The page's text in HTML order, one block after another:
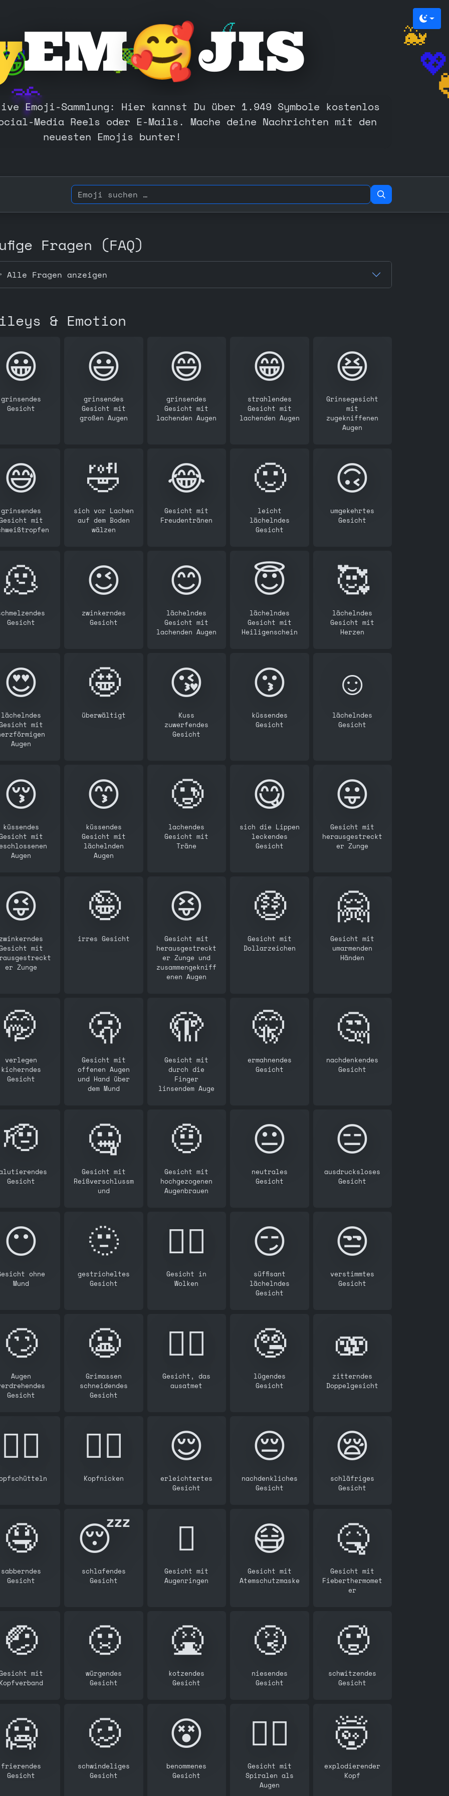
😁
🌴
🐶 💖
🍒
🎾
🐳
👋
EM JIS
Emoji-Sammlung: Hier kannst Du über 1.949 Symbole kostenlos
Media Reels oder E-Mails. Mache deine Nachrichten mit den
neuesten Emojis bunter!
Fragen (FAQ)
Alle Fragen anzeigen
& Emotion
😀
grinsendes
Gesicht
😃
grinsendes
Gesicht mit
großen Augen
😄
grinsendes
Gesicht mit
lachenden Augen
😁
strahlendes
Gesicht mit
lachenden Augen
😆
Grinsegesicht
mit
zugekniffenen
Augen
😅
grinsendes
mit
🤣
sich vor Lachen
auf dem Boden
wälzen
😂
Gesicht mit
Freudentränen
🙂
leicht
lächelndes
Gesicht
🙃
umgekehrtes
Gesicht
🫠
Gesicht
😉
zwinkerndes
Gesicht
😊
lächelndes
Gesicht mit
lachenden Augen
😇
lächelndes
Gesicht mit
Heiligenschein
🥰
lächelndes
Gesicht mit
Herzen
😍
lächelndes
mit
Augen
🤩
überwältigt
😘
Kuss
zuwerfendes
Gesicht
😗
küssendes
Gesicht
☺️
lächelndes
Gesicht
😚
küssendes
mit
Augen
😙
küssendes
Gesicht mit
lächelnden
Augen
🥲
lachendes
Gesicht mit
Träne
😋
sich die Lippen
leckendes
Gesicht
😛
Gesicht mit
herausgestreckt
er Zunge
😜
mit
er Zunge
🤪
irres Gesicht
😝
Gesicht mit
herausgestreckt
er Zunge und
zusammengekniff
enen Augen
🤑
Gesicht mit
Dollarzeichen
🤗
Gesicht mit
umarmenden
Händen
🤭
verlegen
kicherndes
Gesicht
🫢
Gesicht mit
offenen Augen
und Hand über
dem Mund
🫣
Gesicht mit
durch die
Finger
linsendem Auge
🤫
ermahnendes
Gesicht
🤔
nachdenkendes
Gesicht
🫡
Gesicht
🤐
Gesicht mit
Reißverschlussm
und
🤨
Gesicht mit
hochgezogenen
Augenbrauen
😐️
neutrales
Gesicht
😑
ausdrucksloses
Gesicht
😶
ohne
Mund
🫥
gestricheltes
Gesicht
😶‍🌫️
Gesicht in
Wolken
😏
süffisant
lächelndes
Gesicht
😒
verstimmtes
Gesicht
🙄
Augen
Gesicht
😬
Grimassen
schneidendes
Gesicht
😮‍💨
Gesicht, das
ausatmet
🤥
lügendes
Gesicht
🫨
zitterndes
Doppelgesicht
🙂‍↔️ 🙂‍↕️
Kopfnicken
😌
erleichtertes
Gesicht
😔
nachdenkliches
Gesicht
😪
schläfriges
Gesicht
🤤
sabberndes
Gesicht
😴
schlafendes
Gesicht
🫩
Gesicht mit
Augenringen
😷
Gesicht mit
Atemschutzmaske
🤒
Gesicht mit
Fieberthermomet
er
🤕
mit
🤢
würgendes
Gesicht
🤮
kotzendes
Gesicht
🤧
niesendes
Gesicht
🥵
schwitzendes
Gesicht
🥶
frierendes
Gesicht
🥴
schwindeliges
Gesicht
😵
benommenes
Gesicht
😵‍💫
Gesicht mit
Spiralen als
Augen
🤯
explodierender
Kopf